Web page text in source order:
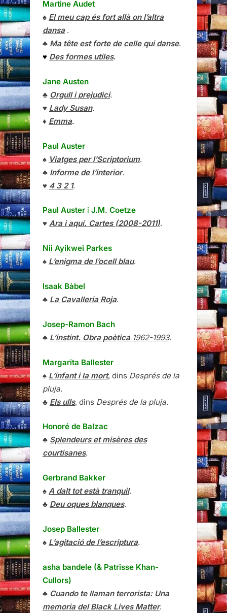
Martine Audet
♠ El meu cap és fort allà on l’altra
dansa.
♣ Ma tête est forte de celle qui danse.
♥ Des formes utiles.
Jane Austen
♣ Orgull i prejudici.
♥ Lady Susan.
♦ Emma.
Paul Auster
♠ Viatges per l’Scriptorium.
♣ Informe de l’interior.
♥ 4 3 2 1.
Paul Auster i J.M. Coetze
♥ Ara i aquí. Cartes (2008-2011).
Nii Ayikwei Parkes
♠ L’enigma de l’ocell blau.
Isaak Bàbel
♣ La Cavalleria Roja.
Josep-Ramon Bach
♣ L’instint. Obra poètica1962-1993.
Margarita Ballester
♠ L’infant i la mort, dins Després de la
pluja.
♣ Els ulls, dins Després de la pluja.
Honoré de Balzac
♣ Splendeurs et misères des
courtisanes.
Gerbrand Bakker
♠ A dalt tot està tranquil.
♣ Deu oques blanques.
Josep Ballester
♠ L’agitació de l’escriptura.
asha bandele (& Patrisse Khan-
Cullors)
♣ Cuando te llaman terrorista: Una
memoria del Black Lives Matter.